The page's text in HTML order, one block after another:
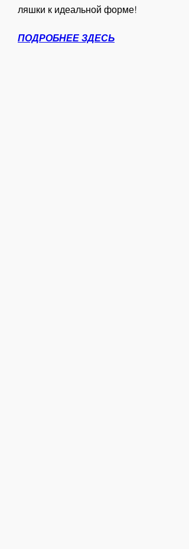
ляшки к идеальной форме!
ПОДРОБНЕЕ ЗДЕСЬ